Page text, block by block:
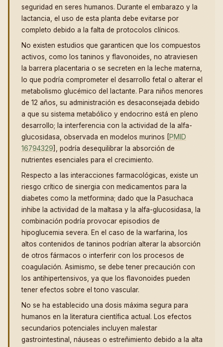
seguridad en seres humanos. Durante el embarazo y la
lactancia, el uso de esta planta debe evitarse por
completo debido a la falta de protocolos clínicos.
No existen estudios que garanticen que los compuestos
activos, como los taninos y flavonoides, no atraviesen
la barrera placentaria o se secreten en la leche materna,
lo que podría comprometer el desarrollo fetal o alterar el
metabolismo glucémico del lactante. Para niños menores
de 12 años, su administración es desaconsejada debido
a que su sistema metabólico y endocrino está en pleno
desarrollo; la interferencia con la actividad de la alfa-
glucosidasa, observada en modelos murinos [PMID
16794329], podría desequilibrar la absorción de
nutrientes esenciales para el crecimiento.
Respecto a las interacciones farmacológicas, existe un
riesgo crítico de sinergia con medicamentos para la
diabetes como la metformina; dado que la Pasuchaca
inhibe la actividad de la maltasa y la alfa-glucosidasa, la
combinación podría provocar episodios de
hipoglucemia severa. En el caso de la warfarina, los
altos contenidos de taninos podrían alterar la absorción
de otros fármacos o interferir con los procesos de
coagulación. Asimismo, se debe tener precaución con
los antihipertensivos, ya que los flavonoides pueden
tener efectos sobre el tono vascular.
No se ha establecido una dosis máxima segura para
humanos en la literatura científica actual. Los efectos
secundarios potenciales incluyen malestar
gastrointestinal, náuseas o estreñimiento debido a la alta